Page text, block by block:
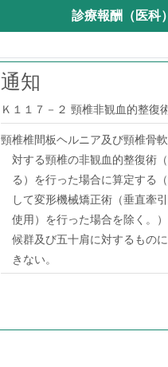
診療報酬（医科）
通知
Ｋ１１７－２ 頸椎非観血的整復
頸椎椎間板ヘルニア及び頸椎骨
対する頸椎の非観血的整復術
る）を行った場合に算定する
して変形機械矯正術（垂直牽
使用）を行った場合を除く。
候群及び五十肩に対するもの
きない。